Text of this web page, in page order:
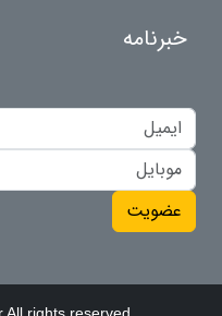
خبرنامه
عضویت